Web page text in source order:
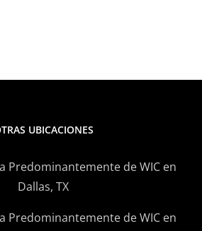
UBICACIONES
Predominantemente de WIC en
Dallas, TX
Predominantemente de WIC en